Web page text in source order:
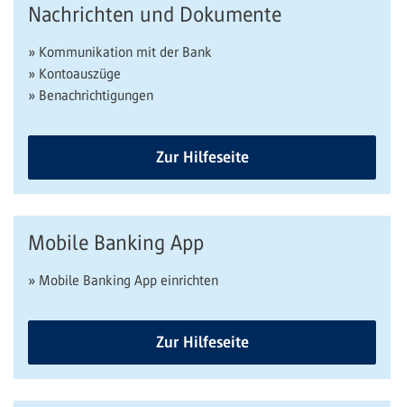
Nachrichten und Dokumente
» Kommunikation mit der Bank
» Kontoauszüge
» Benachrichtigungen
Zur Hilfeseite
Mobile Banking App
» Mobile Banking App einrichten
Zur Hilfeseite